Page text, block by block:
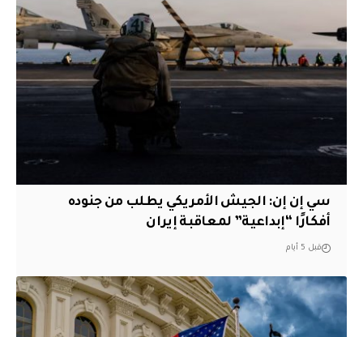
سي إن إن: الجيش الأمريكي يطلب من جنوده
أفكارًا “إبداعية” لمعاقبة إيران
قبل 5 أيام